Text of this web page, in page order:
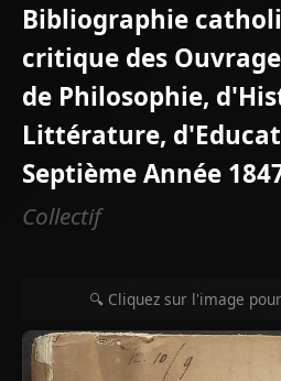
Bibliographie
critique des
de Philosophie,
Littérature,
Septième Année
Collectif
🔍 Cliquez sur l'image